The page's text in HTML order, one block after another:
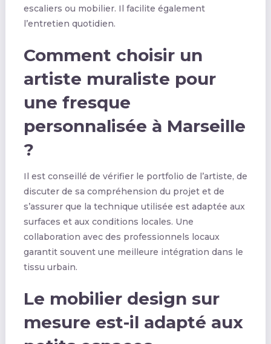
escaliers ou mobilier. Il facilite également
l’entretien quotidien.
Comment choisir un
artiste muraliste pour
une fresque
personnalisée à Marseille
?
Il est conseillé de vérifier le portfolio de l’artiste, de
discuter de sa compréhension du projet et de
s’assurer que la technique utilisée est adaptée aux
surfaces et aux conditions locales. Une
collaboration avec des professionnels locaux
garantit souvent une meilleure intégration dans le
tissu urbain.
Le mobilier design sur
mesure est-il adapté aux